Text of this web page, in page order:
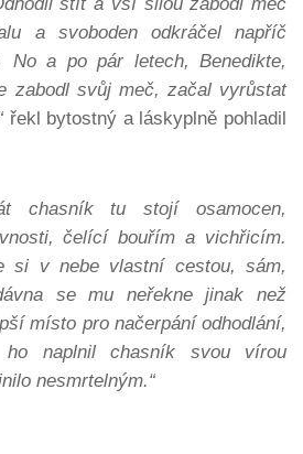
a svoboden odkráčel napříč
No a po pár letech, Benedikte,
zabodl svůj meč, začal vyrůstat
řekl bytostný a láskyplně pohladil
chasník tu stojí osamocen,
čelící bouřím a vichřicím.
si v nebe vlastní cestou, sám,
se mu neřekne jinak než
místo pro načerpání odhodlání,
naplnil chasník svou vírou
nesmrtelným.“